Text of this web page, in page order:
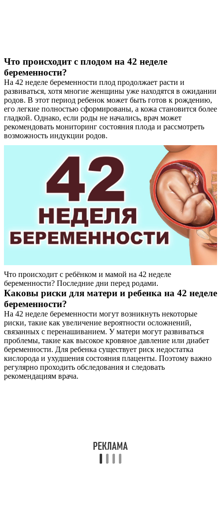
Что происходит с плодом на 42 неделе
беременности?
На 42 неделе беременности плод продолжает расти и
развиваться, хотя многие женщины уже находятся в ожидании
родов. В этот период ребенок может быть готов к рождению,
его легкие полностью сформированы, а кожа становится более
гладкой. Однако, если роды не начались, врач может
рекомендовать мониторинг состояния плода и рассмотреть
возможность индукции родов.
Что происходит с ребёнком и мамой на 42 неделе
беременности? Последние дни перед родами.
Каковы риски для матери и ребенка на 42 неделе
беременности?
На 42 неделе беременности могут возникнуть некоторые
риски, такие как увеличение вероятности осложнений,
связанных с перенашиванием. У матери могут развиваться
проблемы, такие как высокое кровяное давление или диабет
беременности. Для ребенка существует риск недостатка
кислорода и ухудшения состояния плаценты. Поэтому важно
регулярно проходить обследования и следовать
рекомендациям врача.